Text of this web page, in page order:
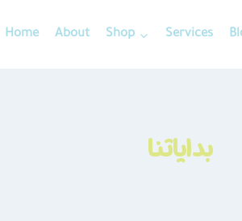
Home About Shop Services
بداياتنا